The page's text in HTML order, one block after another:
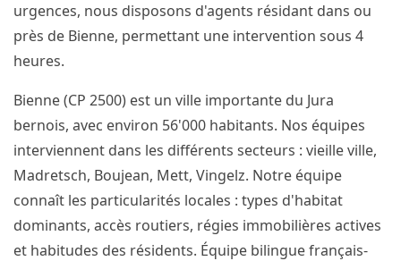
urgences, nous disposons d'agents résidant dans ou
près de Bienne, permettant une intervention sous 4
heures.
Bienne (CP 2500) est un ville importante du Jura
bernois, avec environ 56'000 habitants. Nos équipes
interviennent dans les différents secteurs : vieille ville,
Madretsch, Boujean, Mett, Vingelz. Notre équipe
connaît les particularités locales : types d'habitat
dominants, accès routiers, régies immobilières actives
et habitudes des résidents. Équipe bilingue français-